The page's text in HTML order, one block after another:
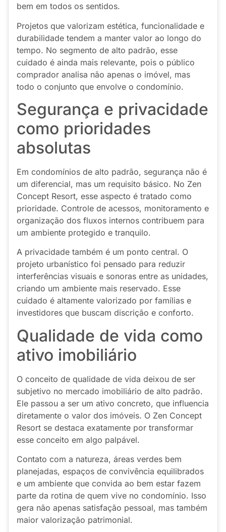
bem em todos os sentidos.
Projetos que valorizam estética, funcionalidade e
durabilidade tendem a manter valor ao longo do
tempo. No segmento de alto padrão, esse
cuidado é ainda mais relevante, pois o público
comprador analisa não apenas o imóvel, mas
todo o conjunto que envolve o condomínio.
Segurança e privacidade
como prioridades
absolutas
Em condomínios de alto padrão, segurança não é
um diferencial, mas um requisito básico. No Zen
Concept Resort, esse aspecto é tratado como
prioridade. Controle de acessos, monitoramento e
organização dos fluxos internos contribuem para
um ambiente protegido e tranquilo.
A privacidade também é um ponto central. O
projeto urbanístico foi pensado para reduzir
interferências visuais e sonoras entre as unidades,
criando um ambiente mais reservado. Esse
cuidado é altamente valorizado por famílias e
investidores que buscam discrição e conforto.
Qualidade de vida como
ativo imobiliário
O conceito de qualidade de vida deixou de ser
subjetivo no mercado imobiliário de alto padrão.
Ele passou a ser um ativo concreto, que influencia
diretamente o valor dos imóveis. O Zen Concept
Resort se destaca exatamente por transformar
esse conceito em algo palpável.
Contato com a natureza, áreas verdes bem
planejadas, espaços de convivência equilibrados
e um ambiente que convida ao bem estar fazem
parte da rotina de quem vive no condomínio. Isso
gera não apenas satisfação pessoal, mas também
maior valorização patrimonial.